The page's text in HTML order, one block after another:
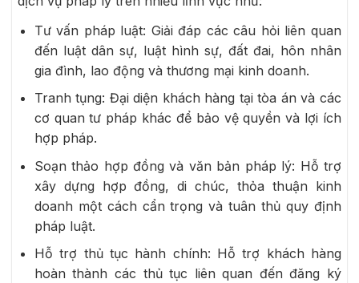
Tư vấn pháp luật: Giải đáp các câu hỏi liên quan
đến luật dân sự, luật hình sự, đất đai, hôn nhân
gia đình, lao động và thương mại kinh doanh.
Tranh tụng: Đại diện khách hàng tại tòa án và các
cơ quan tư pháp khác để bảo vệ quyền và lợi ích
hợp pháp.
Soạn thảo hợp đồng và văn bản pháp lý: Hỗ trợ
xây dựng hợp đồng, di chúc, thỏa thuận kinh
doanh một cách cẩn trọng và tuân thủ quy định
pháp luật.
Hỗ trợ thủ tục hành chính: Hỗ trợ khách hàng
hoàn thành các thủ tục liên quan đến đăng ký